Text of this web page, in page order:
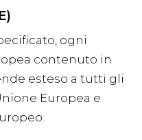
ogni
contenuto in
esteso a tutti gli
Europea e